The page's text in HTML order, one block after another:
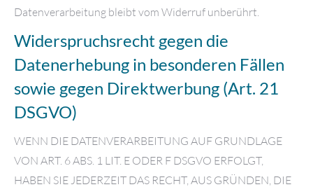
Datenverarbeitung bleibt vom Widerruf unberührt.
Widerspruchsrecht gegen die
Datenerhebung in besonderen Fällen
sowie gegen Direktwerbung (Art. 21
DSGVO)
WENN DIE DATENVERARBEITUNG AUF GRUNDLAGE
VON ART. 6 ABS. 1 LIT. E ODER F DSGVO ERFOLGT,
HABEN SIE JEDERZEIT DAS RECHT, AUS GRÜNDEN, DIE